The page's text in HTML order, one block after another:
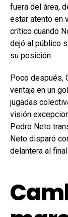
fuera del área,
estar atento en
crítico cuando
dejó al público
su posición.
Poco después,
ventaja en un
jugadas
visión
Pedro Neto
Neto disparó
delantera al